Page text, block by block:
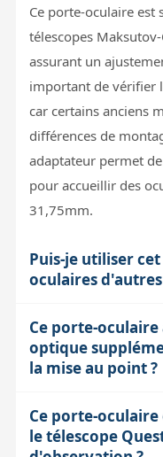
Ce porte-oculaire est
télescopes
assurant un
important de vérifier
car certains anciens
différences de
adaptateur permet
pour accueillir des
31,75mm.
Puis-je utiliser
oculaires
Oui, cet adaptateur
standard 31,75mm,
oculaire soit TeleVue
respecte bien ce
flexibilité pour utiliser
Ce porte-
optique
la mise au point ?
L'ajout d'un
backfocus, c’est-à-
Ce porte-
le télescope